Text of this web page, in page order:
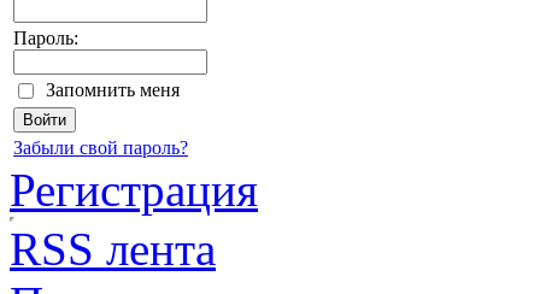
Пароль:
Запомнить меня
Забыли свой пароль?
Регистрация
RSS лента